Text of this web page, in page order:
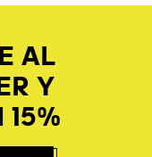
AL
Y
15%